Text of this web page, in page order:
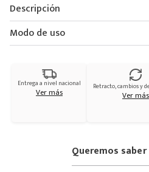
Descripción
Modo de uso
Entrega a nivel nacional
Ver más Retracto, cambios y
Ver más
Queremos